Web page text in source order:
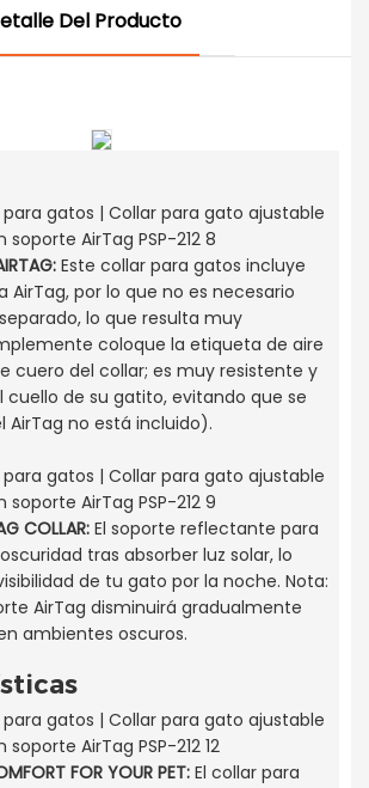
Del Producto
Este collar para gatos incluye
AirTag, por lo que no es necesario
lo que resulta muy
coloque la etiqueta de aire
cuero del collar; es muy resistente y
cuello de su gatito, evitando que se
AirTag no está incluido).
COLLAR: El soporte reflectante para
tras absorber luz solar, lo
de tu gato por la noche. Nota:
AirTag disminuirá gradualmente
ambientes oscuros.
FOR YOUR PET: El collar para